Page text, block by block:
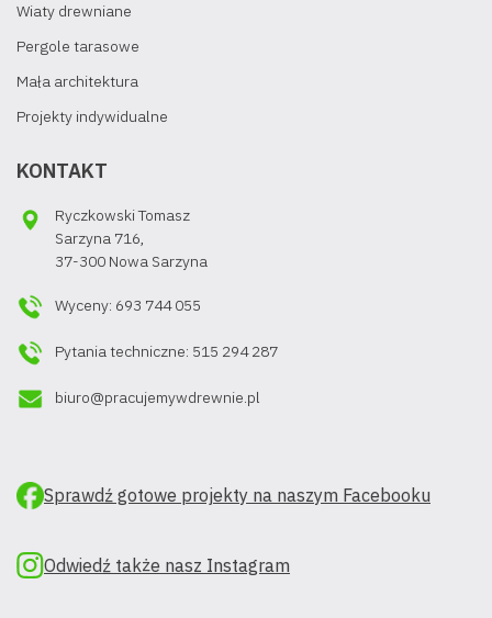
Wiaty drewniane
Pergole tarasowe
Mała architektura
Projekty indywidualne
KONTAKT
Ryczkowski Tomasz
Sarzyna 716,
37-300 Nowa Sarzyna
Wyceny: 693 744 055
Pytania techniczne: 515 294 287
biuro@pracujemywdrewnie.pl
Sprawdź gotowe projekty na naszym Facebooku
Odwiedź także nasz Instagram